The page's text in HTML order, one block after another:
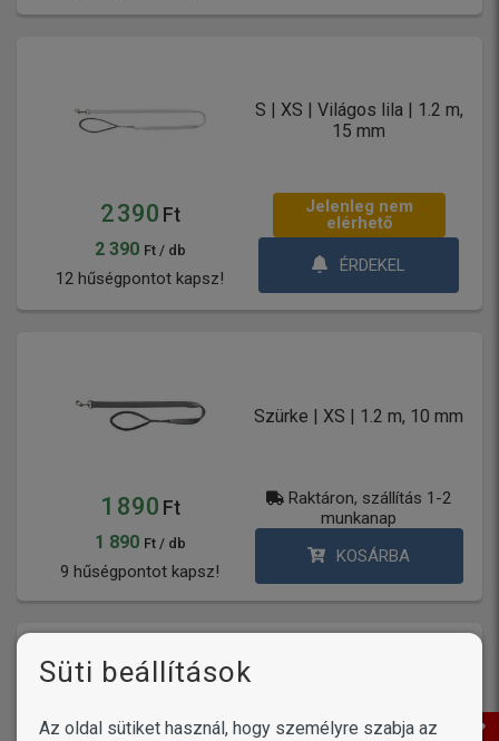
S | XS | Világos lila | 1.2 m,
15 mm
2 390 Ft
2 390 Ft / db
12 hűségpontot kapsz!
Jelenleg nem
elérhető
ÉRDEKEL
Szürke | XS | 1.2 m, 10 mm
1 890 Ft
1 890 Ft / db
9 hűségpontot kapsz!
Raktáron, szállítás 1-2
munkanap
KOSÁRBA
Süti beállítások
Az oldal sütiket használ, hogy személyre szabja az